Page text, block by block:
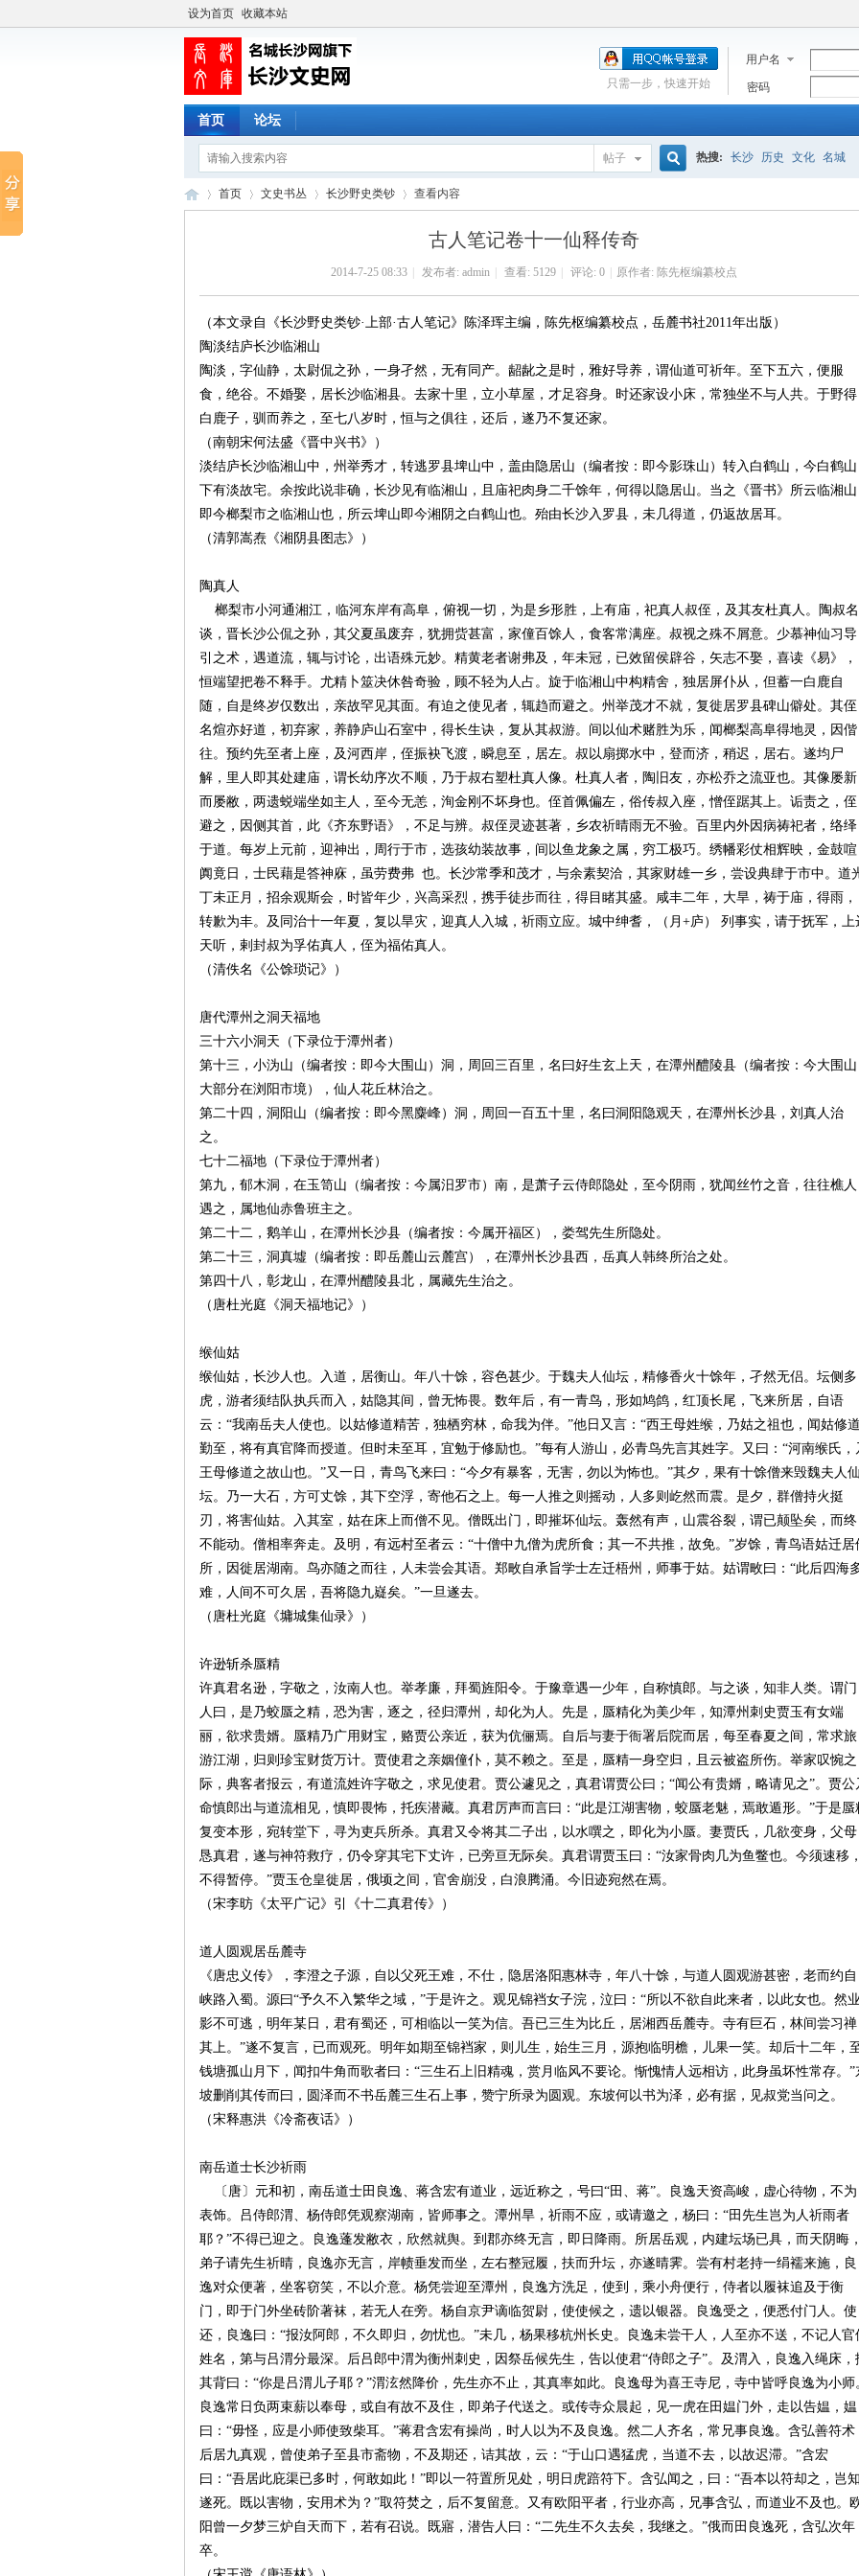
设为首页 收藏本站
用户名
密码
只需一步，快速开始
首页 论坛
帖子
索
热搜: 长沙 历史 文化 名城
首页 文史书丛 长沙野史类钞
›
查看内容
古人笔记卷十一仙释传奇
2014-7-25 08:33 发布者: admin 查看: 5129 评论: 0 原作者: 陈先枢编纂校点
（本文录自《长沙野史类钞·上部·古人笔记》陈泽珲主编，陈先枢编纂校点，岳麓书社2011年出版）
陶淡结庐长沙临湘山
陶淡，字仙静，太尉侃之孙，一身孑然，无有同产。龆龀之是时，雅好导养，谓仙道可祈年。至下五六，便服
食，绝谷。不婚娶，居长沙临湘县。去家十里，立小草屋，才足容身。时还家设小床，常独坐不与人共。于野得
白鹿子，驯而养之，至七八岁时，恒与之俱往，还后，遂乃不复还家。
（南朝宋何法盛《晋中兴书》）
淡结庐长沙临湘山中，州举秀才，转逃罗县埤山中，盖由隐居山（编者按：即今影珠山）转入白鹤山，今白鹤山
下有淡故宅。余按此说非确，长沙见有临湘山，且庙祀肉身二千馀年，何得以隐居山。当之《晋书》所云临湘山
即今榔梨市之临湘山也，所云埤山即今湘阴之白鹤山也。殆由长沙入罗县，未几得道，仍返故居耳。
（清郭嵩焘《湘阴县图志》）
陶真人
榔梨市小河通湘江，临河东岸有高阜，俯视一切，为是乡形胜，上有庙，祀真人叔侄，及其友杜真人。陶叔名
谈，晋长沙公侃之孙，其父夏虽废弃，犹拥赀甚富，家僮百馀人，食客常满座。叔视之殊不屑意。少慕神仙习导
引之术，遇道流，辄与讨论，出语殊元妙。精黄老者谢弗及，年未冠，已效留侯辟谷，矢志不娶，喜读《易》，
恒端望把卷不释手。尤精卜筮决休咎奇验，顾不轻为人占。旋于临湘山中构精舍，独居屏仆从，但蓄一白鹿自
随，自是终岁仅数出，亲故罕见其面。有迫之使见者，辄趋而避之。州举茂才不就，复徙居罗县碑山僻处。其侄
名煊亦好道，初弃家，养静庐山石室中，得长生诀，复从其叔游。间以仙术赌胜为乐，闻榔梨高阜得地灵，因偕
往。预约先至者上座，及河西岸，侄振袂飞渡，瞬息至，居左。叔以扇掷水中，登而济，稍迟，居右。遂均尸
解，里人即其处建庙，谓长幼序次不顺，乃于叔右塑杜真人像。杜真人者，陶旧友，亦松乔之流亚也。其像屡新
而屡敝，两遗蜕端坐如主人，至今无恙，洵金刚不坏身也。侄首佩偏左，俗传叔入座，憎侄踞其上。诟责之，侄
避之，因侧其首，此《齐东野语》，不足与辨。叔侄灵迹甚著，乡农祈晴雨无不验。百里内外因病祷祀者，络绎
于道。每岁上元前，迎神出，周行于市，选孩幼装故事，间以鱼龙象之属，穷工极巧。绣幡彩仗相辉映，金鼓喧
阗竟日，士民藉是答神庥，虽劳费弗 也。长沙常季和茂才，与余素契洽，其家财雄一乡，尝设典肆于市中。道
丁未正月，招余观斯会，时皆年少，兴高采烈，携手徒步而往，得目睹其盛。咸丰二年，大旱，祷于庙，得雨，
转歉为丰。及同治十一年夏，复以旱灾，迎真人入城，祈雨立应。城中绅耆，
（月 +庐）
列事实，请于抚军，上
天听，剌封叔为孚佑真人，侄为福佑真人。
（清佚名《公馀琐记》）
唐代潭州之洞天福地
三十六小洞天（下录位于潭州者）
第十三，小沩山（编者按：即今大围山）洞，周回三百里，名曰好生玄上天，在潭州醴陵县（编者按：今大围山
大部分在浏阳市境），仙人花丘林治之。
第二十四，洞阳山（编者按：即今黑麋峰）洞，周回一百五十里，名曰洞阳隐观天，在潭州长沙县，刘真人治
之。
七十二福地（下录位于潭州者）
第九，郁木洞，在玉笥山（编者按：今属汨罗市）南，是萧子云侍郎隐处，至今阴雨，犹闻丝竹之音，往往樵人
遇之，属地仙赤鲁班主之。
第二十二，鹅羊山，在潭州长沙县（编者按：今属开福区），娄驾先生所隐处。
第二十三，洞真墟（编者按：即岳麓山云麓宫），在潭州长沙县西，岳真人韩终所治之处。
第四十八，彰龙山，在潭州醴陵县北，属藏先生治之。
（唐杜光庭《洞天福地记》）
缑仙姑
缑仙姑，长沙人也。入道，居衡山。年八十馀，容色甚少。于魏夫人仙坛，精修香火十馀年，孑然无侣。坛侧多
虎，游者须结队执兵而入，姑隐其间，曾无怖畏。数年后，有一青鸟，形如鸠鸽，红顶长尾，飞来所居，自语
云：“我南岳夫人使也。以姑修道精苦，独栖穷林，命我为伴。”他日又言：“西王母姓缑，乃姑之祖也，闻姑修
勤至，将有真官降而授道。但时未至耳，宜勉于修励也。”每有人游山，必青鸟先言其姓字。又曰：“河南缑氏，
王母修道之故山也。”又一日，青鸟飞来曰：“今夕有暴客，无害，勿以为怖也。”其夕，果有十馀僧来毁魏夫人
坛。乃一大石，方可丈馀，其下空浮，寄他石之上。每一人推之则摇动，人多则屹然而震。是夕，群僧持火挺
刃，将害仙姑。入其室，姑在床上而僧不见。僧既出门，即摧坏仙坛。轰然有声，山震谷裂，谓已颠坠矣，而终
不能动。僧相率奔走。及明，有远村至者云：“十僧中九僧为虎所食；其一不共推，故免。”岁馀，青鸟语姑迁居
所，因徙居湖南。鸟亦随之而往，人未尝会其语。郑畋自承旨学士左迁梧州，师事于姑。姑谓畋曰：“此后四海
难，人间不可久居，吾将隐九嶷矣。”一旦遂去。
（唐杜光庭《墉城集仙录》）
许逊斩杀蜃精
许真君名逊，字敬之，汝南人也。举孝廉，拜蜀旌阳令。于豫章遇一少年，自称慎郎。与之谈，知非人类。谓门
人曰，是乃蛟蜃之精，恐为害，逐之，径归潭州，却化为人。先是，蜃精化为美少年，知潭州刺史贾玉有女端
丽，欲求贵婿。蜃精乃广用财宝，赂贾公亲近，获为伉俪焉。自后与妻于衙署后院而居，每至春夏之间，常求旅
游江湖，归则珍宝财货万计。贾使君之亲姻僮仆，莫不赖之。至是，蜃精一身空归，且云被盗所伤。举家叹惋之
际，典客者报云，有道流姓许字敬之，求见使君。贾公遽见之，真君谓贾公曰；“闻公有贵婿，略请见之”。贾公
命慎郎出与道流相见，慎即畏怖，托疾潜藏。真君厉声而言曰：“此是江湖害物，蛟蜃老魅，焉敢遁形。”于是蜃
复变本形，宛转堂下，寻为吏兵所杀。真君又令将其二子出，以水噀之，即化为小蜃。妻贾氏，几欲变身，父母
恳真君，遂与神符救疗，仍令穿其宅下丈许，已旁亘无际矣。真君谓贾玉曰：“汝家骨肉几为鱼鳖也。今须速移
不得暂停。”贾玉仓皇徙居，俄顷之间，官舍崩没，白浪腾涌。今旧迹宛然在焉。
（宋李昉《太平广记》引《十二真君传》）
道人圆观居岳麓寺
《唐忠义传》，李澄之子源，自以父死王难，不仕，隐居洛阳惠林寺，年八十馀，与道人圆观游甚密，老而约自
峡路入蜀。源曰“予久不入繁华之域，”于是许之。观见锦裆女子浣，泣曰：“所以不欲自此来者，以此女也。然
影不可逃，明年某日，君有蜀还，可相临以一笑为信。吾已三生为比丘，居湘西岳麓寺。寺有巨石，林间尝习禅
其上。”遂不复言，已而观死。明年如期至锦裆家，则儿生，始生三月，源抱临明檐，儿果一笑。却后十二年，
钱塘孤山月下，闻扣牛角而歌者曰：“三生石上旧精魂，赏月临风不要论。惭愧情人远相访，此身虽坏性常存。”
坡删削其传而曰，圆泽而不书岳麓三生石上事，赞宁所录为圆观。东坡何以书为泽，必有据，见叔党当问之。
（宋释惠洪《冷斋夜话》）
南岳道士长沙祈雨
〔唐〕元和初，南岳道士田良逸、蒋含宏有道业，远近称之，号曰“田、蒋”。良逸天资高峻，虚心待物，不为
表饰。吕侍郎渭、杨侍郎凭观察湖南，皆师事之。潭州旱，祈雨不应，或请邀之，杨曰：“田先生岂为人祈雨者
耶？”不得已迎之。良逸蓬发敝衣，欣然就舆。到郡亦终无言，即日降雨。所居岳观，内建坛场已具，而天阴晦
弟子请先生祈晴，良逸亦无言，岸帻垂发而坐，左右整冠履，扶而升坛，亦遂晴霁。尝有村老持一绢襦来施，良
逸对众便著，坐客窃笑，不以介意。杨凭尝迎至潭州，良逸方洗足，使到，乘小舟便行，侍者以履袜追及于衡
门，即于门外坐砖阶著袜，若无人在旁。杨自京尹谪临贺尉，使使候之，遗以银器。良逸受之，便悉付门人。使
还，良逸曰：“报汝阿郎，不久即归，勿忧也。”未几，杨果移杭州长史。良逸未尝干人，人至亦不送，不记人官
姓名，第与吕渭分最深。后吕郎中渭为衡州刺史，因祭岳候先生，告以使君“侍郎之子”。及渭入，良逸入绳床，
其背曰：“你是吕渭儿子耶？”渭泫然降价，先生亦不止，其真率如此。良逸母为喜王寺尼，寺中皆呼良逸为小师
良逸常日负两束薪以奉母，或自有故不及住，即弟子代送之。或传寺众晨起，见一虎在田媪门外，走以告媪，媪
曰：“毋怪，应是小师使致柴耳。”蒋君含宏有操尚，时人以为不及良逸。然二人齐名，常兄事良逸。含弘善符术
后居九真观，曾使弟子至县市斋物，不及期还，诘其故，云：“于山口遇猛虎，当道不去，以故迟滞。”含宏
曰：“吾居此庇渠已多时，何敢如此！”即以一符置所见处，明日虎踣符下。含弘闻之，曰：“吾本以符却之，岂
遂死。既以害物，安用术为？”取符焚之，后不复留意。又有欧阳平者，行业亦高，兄事含弘，而道业不及也。
阳曾一夕梦三炉自天而下，若有召说。既寤，潜告人曰：“二先生不久去矣，我继之。”俄而田良逸死，含弘次年
卒。